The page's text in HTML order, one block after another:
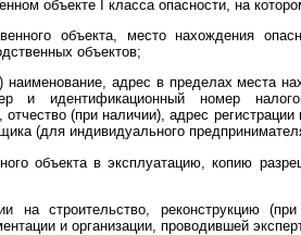
объекте I класса опасности, на
объекта, место нахождения
объектов;
наименование, адрес в пределах места
и идентификационный номер
(при наличии), адрес
(для индивидуального
объекта в эксплуатацию, копию
на строительство, реконструкцию
и организации, проводившей